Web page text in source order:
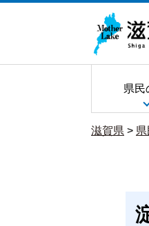
県民
滋賀県 >